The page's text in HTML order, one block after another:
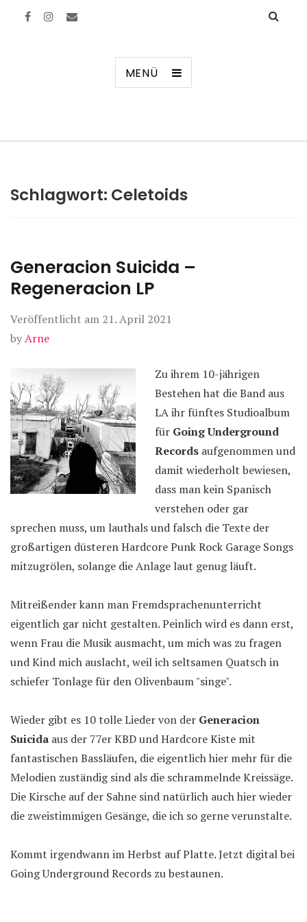
MENÜ
Schlagwort: Celetoids
Generacion Suicida –
Regeneracion LP
Veröffentlicht am 21. April 2021
byArne
Zu ihrem 10-jährigen
Bestehen hat die Band aus
LA ihr fünftes Studioalbum
für Going Underground
Records aufgenommen und
damit wiederholt bewiesen,
dass man kein Spanisch
verstehen oder gar
sprechen muss, um lauthals und falsch die Texte der
großartigen düsteren Hardcore Punk Rock Garage Songs
mitzugrölen, solange die Anlage laut genug läuft.
Mitreißender kann man Fremdsprachenunterricht
eigentlich gar nicht gestalten. Peinlich wird es dann erst,
wenn Frau die Musik ausmacht, um mich was zu fragen
und Kind mich auslacht, weil ich seltsamen Quatsch in
schiefer Tonlage für den Olivenbaum "singe".
Wieder gibt es 10 tolle Lieder von der Generacion
Suicida aus der 77er KBD und Hardcore Kiste mit
fantastischen Bassläufen, die eigentlich hier mehr für die
Melodien zuständig sind als die schrammelnde Kreissäge.
Die Kirsche auf der Sahne sind natürlich auch hier wieder
die zweistimmigen Gesänge, die ich so gerne verunstalte.
Kommt irgendwann im Herbst auf Platte. Jetzt digital bei
Going Underground Records zu bestaunen.